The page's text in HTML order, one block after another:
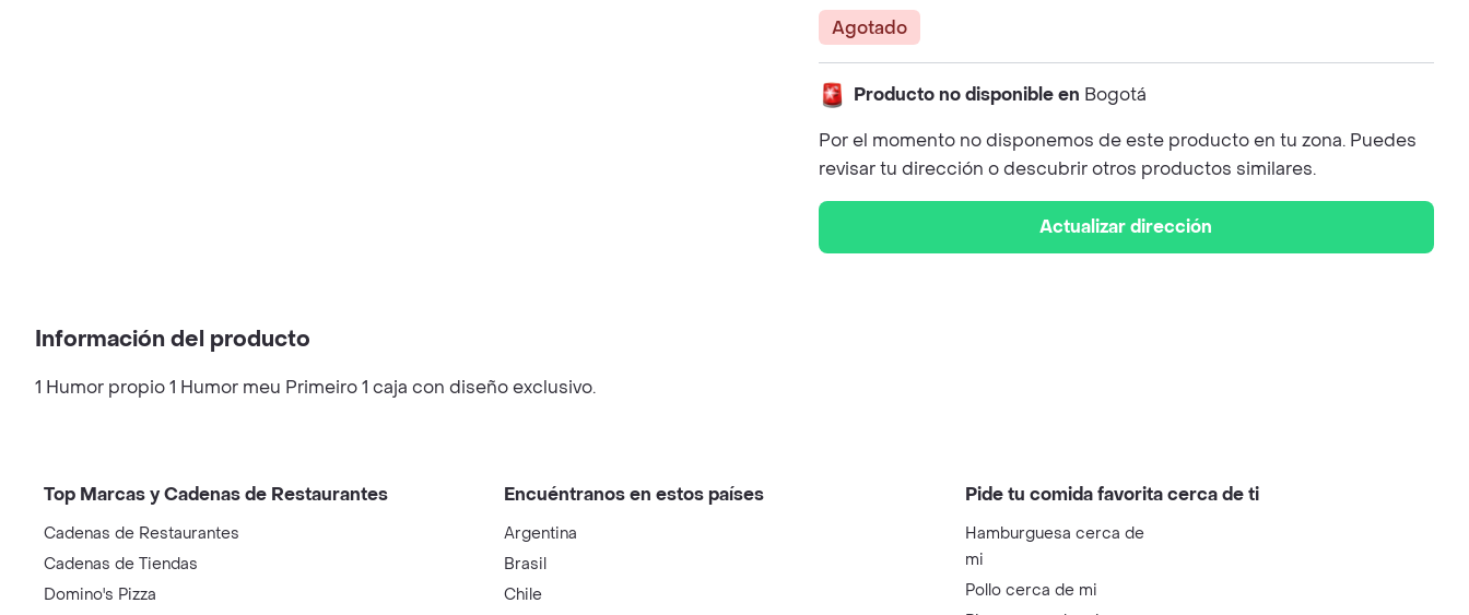
Agotado
Producto no disponible en Bogotá
Por el momento no disponemos de este producto en tu zona. Puedes
revisar tu dirección o descubrir otros productos similares.
Actualizar dirección
Información del producto
1 Humor propio 1 Humor meu Primeiro 1 caja con diseño exclusivo.
Top Marcas y Cadenas de Restaurantes
Cadenas de Restaurantes
Cadenas de Tiendas
Domino's Pizza
Encuéntranos en estos países
Argentina
Brasil
Chile
Pide tu comida favorita cerca de ti
Hamburguesa cerca de
mi
Pollo cerca de mi